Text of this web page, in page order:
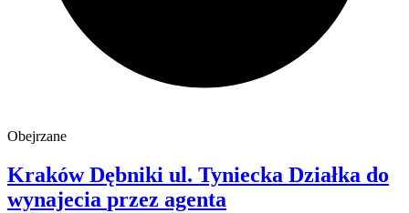
Obejrzane
Kraków Dębniki ul. Tyniecka Działka do
wynajecia przez agenta